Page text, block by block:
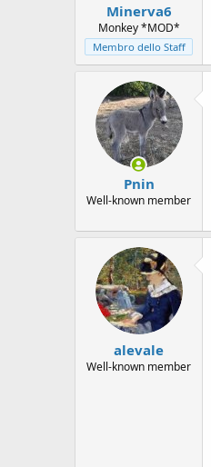
Minerva6
Monkey *MOD*
Membro dello Staff
Pnin
Well-known member
alevale
Well-known member